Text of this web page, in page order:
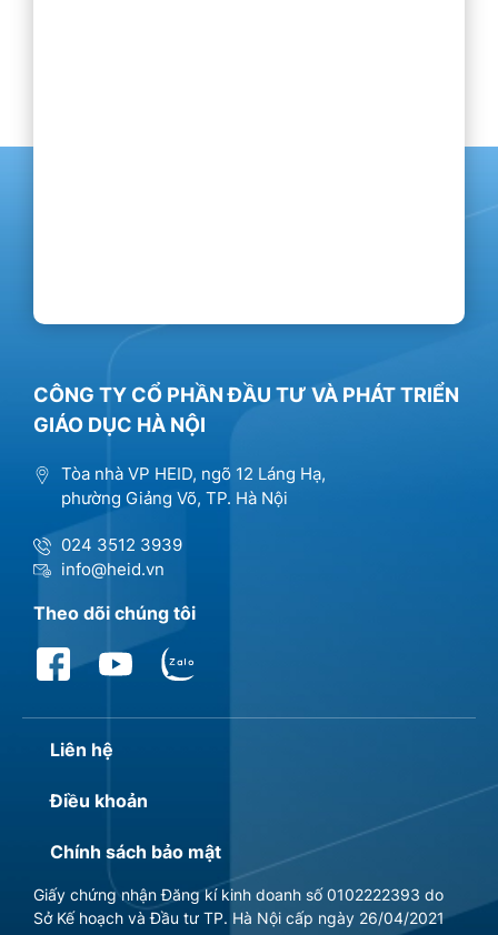
CÔNG TY CỔ PHẦN ĐẦU TƯ VÀ PHÁT TRIỂN
GIÁO DỤC HÀ NỘI
Tòa nhà VP HEID, ngõ 12 Láng Hạ,
phường Giảng Võ, TP. Hà Nội
024 3512 3939
info@heid.vn
Theo dõi chúng tôi
Liên hệ
Điều khoản
Chính sách bảo mật
Giấy chứng nhận Đăng kí kinh doanh số 0102222393 do
Sở Kế hoạch và Đầu tư TP. Hà Nội cấp ngày 26/04/2021